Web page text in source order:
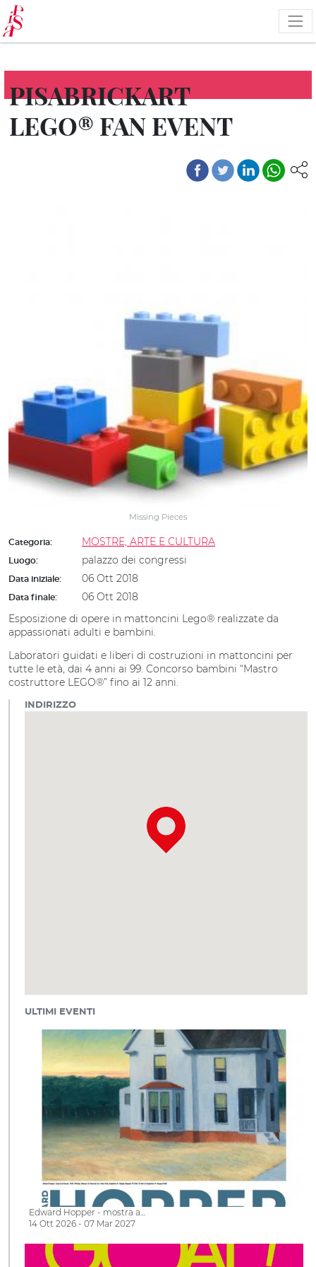
Salta
al
contenuto
principale
PISABRICKART
LEGO® FAN EVENT
Missing Pieces
Categoria: MOSTRE, ARTE E CULTURA
Luogo: palazzo dei congressi
Data iniziale: 06 Ott 2018
Data finale:
06 Ott 2018
Esposizione di opere in mattoncini Lego® realizzate da
appassionati adulti e bambini.
Laboratori guidati e liberi di costruzioni in mattoncini per
tutte le età, dai 4 anni ai 99. Concorso bambini “Mastro
costruttore LEGO®” fino ai 12 anni.
INDIRIZZO
ULTIMI EVENTI
Edward Hopper - mostra a…
14 Ott 2026 - 07 Mar 2027